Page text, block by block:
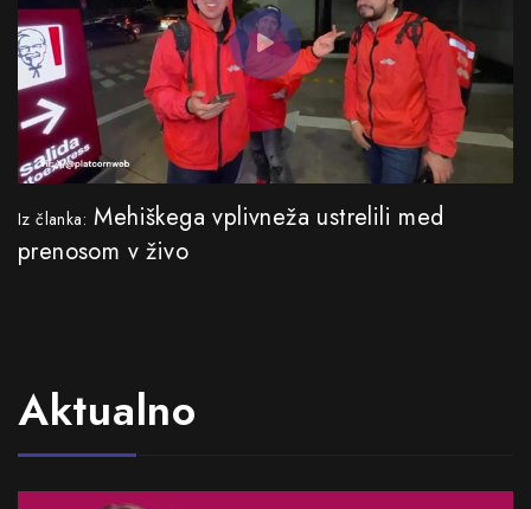
Iz članka: Mehiškega vplivneža ustrelili med
prenosom v živo
Aktualno